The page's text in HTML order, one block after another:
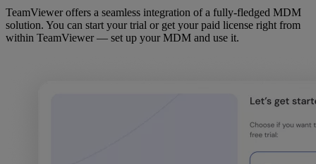
TeamViewer offers a seamless integration of a fully-fledged MDM
solution. You can start your trial or get your paid license right from
within TeamViewer — set up your MDM and use it.